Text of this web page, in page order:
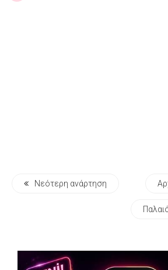
Νεότερη ανάρτηση